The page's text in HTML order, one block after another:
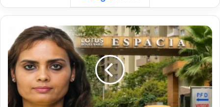
Suicide
Case:
नोएडा
की
हाईराइज
सोसायटी
18वीं